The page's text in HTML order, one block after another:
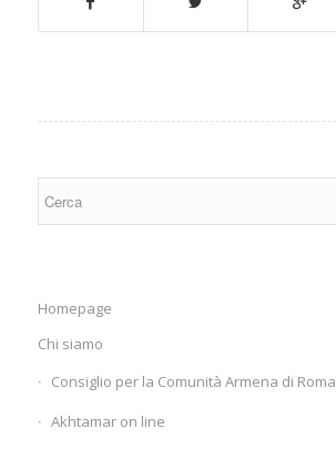
Homepage
Chi siamo
Consiglio per la Comunità Armena di Roma
Akhtamar on line